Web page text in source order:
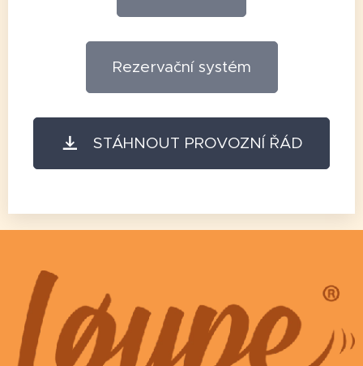
Rezervační systém
STÁHNOUT PROVOZNÍ ŘÁD